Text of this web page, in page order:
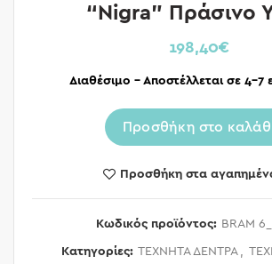
“Nigra” Πράσινο
198,40€
Διαθέσιμο – Αποστέλλεται σε 4-7
Προσθήκη στο
Προσθήκη στα
Κωδικός προϊόντος: BRAM
Κατηγορίες: ΤΕΧΝΗΤΑ ΔΕΝΤΡΑ ,